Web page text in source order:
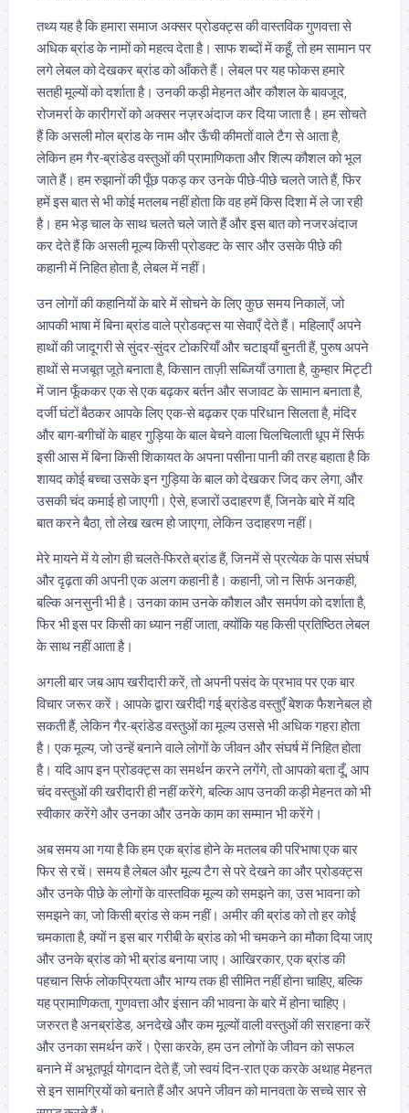
तथ्य यह है कि हमारा समाज अक्सर प्रोडक्ट्स की वास्तविक गुणवत्ता से
अधिक ब्रांड के नामों को महत्व देता है। साफ शब्दों में कहूँ, तो हम सामान पर
लगे लेबल को देखकर ब्रांड को आँकते हैं। लेबल पर यह फोकस हमारे
सतही मूल्यों को दर्शाता है। उनकी कड़ी मेहनत और कौशल के बावजूद,
रोजमर्रा के कारीगरों को अक्सर नज़रअंदाज कर दिया जाता है। हम सोचते
हैं कि असली मोल ब्रांड के नाम और ऊँची कीमतों वाले टैग से आता है,
लेकिन हम गैर-ब्रांडेड वस्तुओं की प्रामाणिकता और शिल्प कौशल को भूल
जाते हैं। हम रुझानों की पूँछ पकड़ कर उनके पीछे-पीछे चलते जाते हैं, फिर
हमें इस बात से भी कोई मतलब नहीं होता कि वह हमें किस दिशा में ले जा रही
है। हम भेड़ चाल के साथ चलते चले जाते हैं और इस बात को नजरअंदाज
कर देते हैं कि असली मूल्य किसी प्रोडक्ट के सार और उसके पीछे की
कहानी में निहित होता है, लेबल में नहीं।
उन लोगों की कहानियों के बारे में सोचने के लिए कुछ समय निकालें, जो
आपकी भाषा में बिना ब्रांड वाले प्रोडक्ट्स या सेवाएँ देते हैं। महिलाएँ अपने
हाथों की जादूगरी से सुंदर-सुंदर टोकरियाँ और चटाइयाँ बुनती हैं, पुरुष अपने
हाथों से मजबूत जूते बनाता है, किसान ताज़ी सब्जियाँ उगाता है, कुम्हार मिट्टी
में जान फूँककर एक से एक बढ़कर बर्तन और सजावट के सामान बनाता है,
दर्जी घंटों बैठकर आपके लिए एक-से बढ़कर एक परिधान सिलता है, मंदिर
और बाग-बगीचों के बाहर गुड़िया के बाल बेचने वाला चिलचिलाती धूप में सिर्फ
इसी आस में बिना किसी शिकायत के अपना पसीना पानी की तरह बहाता है कि
शायद कोई बच्चा उसके इन गुड़िया के बाल को देखकर जिद कर लेगा, और
उसकी चंद कमाई हो जाएगी। ऐसे, हजारों उदाहरण हैं, जिनके बारे में यदि
बात करने बैठा, तो लेख खत्म हो जाएगा, लेकिन उदाहरण नहीं।
मेरे मायने में ये लोग ही चलते-फिरते ब्रांड हैं, जिनमें से प्रत्येक के पास संघर्ष
और दृढ़ता की अपनी एक अलग कहानी है। कहानी, जो न सिर्फ अनकही,
बल्कि अनसुनी भी है। उनका काम उनके कौशल और समर्पण को दर्शाता है,
फिर भी इस पर किसी का ध्यान नहीं जाता, क्योंकि यह किसी प्रतिष्ठित लेबल
के साथ नहीं आता है।
अगली बार जब आप खरीदारी करें, तो अपनी पसंद के प्रभाव पर एक बार
विचार जरूर करें। आपके द्वारा खरीदी गई ब्रांडेड वस्तुएँ बेशक फैशनेबल हो
सकती हैं, लेकिन गैर-ब्रांडेड वस्तुओं का मूल्य उससे भी अधिक गहरा होता
है। एक मूल्य, जो उन्हें बनाने वाले लोगों के जीवन और संघर्ष में निहित होता
है। यदि आप इन प्रोडक्ट्स का समर्थन करने लगेंगे, तो आपको बता दूँ, आप
चंद वस्तुओं की खरीदारी ही नहीं करेंगे, बल्कि आप उनकी कड़ी मेहनत को भी
स्वीकार करेंगे और उनका और उनके काम का सम्मान भी करेंगे।
अब समय आ गया है कि हम एक ब्रांड होने के मतलब की परिभाषा एक बार
फिर से रचें। समय है लेबल और मूल्य टैग से परे देखने का और प्रोडक्ट्स
और उनके पीछे के लोगों के वास्तविक मूल्य को समझने का, उस भावना को
समझने का, जो किसी ब्रांड से कम नहीं। अमीर की ब्रांड को तो हर कोई
चमकाता है, क्यों न इस बार गरीबी के ब्रांड को भी चमकने का मौका दिया जाए
और उनके ब्रांड को भी ब्रांड बनाया जाए। आखिरकार, एक ब्रांड की
पहचान सिर्फ लोकप्रियता और भाग्य तक ही सीमित नहीं होना चाहिए, बल्कि
यह प्रामाणिकता, गुणवत्ता और इंसान की भावना के बारे में होना चाहिए।
जरुरत है अनब्रांडेड, अनदेखे और कम मूल्यों वाली वस्तुओं की सराहना करें
और उनका समर्थन करें। ऐसा करके, हम उन लोगों के जीवन को सफल
बनाने में अभूतपूर्व योगदान देते हैं, जो स्वयं दिन-रात एक करके अथाह मेहनत
से इन सामग्रियों को बनाते हैं और अपने जीवन को मानवता के सच्चे सार से